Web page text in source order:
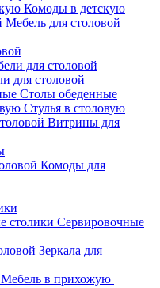
Комоды в детскую
Мебель для столовой
для столовой
Столы обеденные
Стулья в столовую
Витрины для
Комоды для
Сервировочные
Зеркала для
Мебель в прихожую